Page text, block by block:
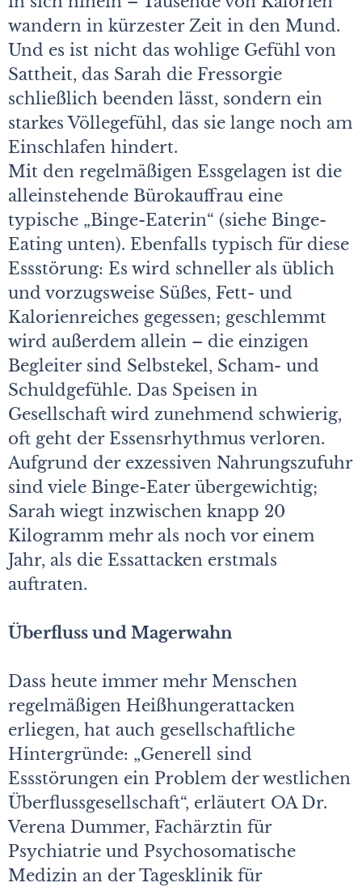
wandern in kürzester Zeit in den Mund.
Und es ist nicht das wohlige Gefühl von
Sattheit, das Sarah die Fressorgie
schließlich beenden lässt, sondern ein
starkes Völlegefühl, das sie lange noch am
Einschlafen hindert.
Mit den regelmäßigen Essgelagen ist die
alleinstehende Bürokauffrau eine
typische „Binge-Eaterin“ (siehe Binge-
Eating unten). Ebenfalls typisch für diese
Essstörung: Es wird schneller als üblich
und vorzugsweise Süßes, Fett- und
Kalorienreiches gegessen; geschlemmt
wird außerdem allein – die einzigen
Begleiter sind Selbstekel, Scham- und
Schuldgefühle. Das Speisen in
Gesellschaft wird zunehmend schwierig,
oft geht der Essensrhythmus verloren.
Aufgrund der exzessiven Nahrungszufuhr
sind viele Binge-Eater übergewichtig;
Sarah wiegt inzwischen knapp 20
Kilogramm mehr als noch vor einem
Jahr, als die Essattacken erstmals
auftraten.
Überfluss und Magerwahn
Dass heute immer mehr Menschen
regelmäßigen Heißhungerattacken
erliegen, hat auch gesellschaftliche
Hintergründe: „Generell sind
Essstörungen ein Problem der westlichen
Überflussgesellschaft“, erläutert OA Dr.
Verena Dummer, Fachärztin für
Psychiatrie und Psychosomatische
Medizin an der Tagesklinik für